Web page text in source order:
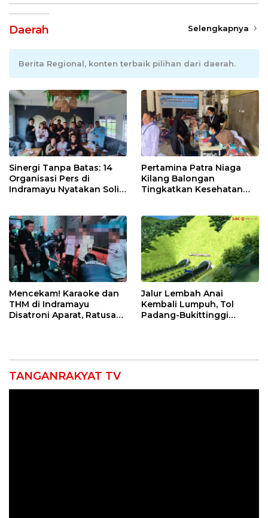
Daerah Selengkapnya
Berita Regional, konten terbaik pilihan dari daerah.
Sinergi Tanpa Batas: 14
Organisasi Pers di
Indramayu Nyatakan Solid
Pertamina Patra Niaga
Kilang Balongan
Tingkatkan Kesehatan
Rutin dan Edukasi
Perawatan Gigi
Mencekam! Karaoke dan
THM di Indramayu
Disatroni Aparat, Ratusan
Jalur Lembah Anai
Kembali Lumpuh, Tol
Padang-Bukittinggi
TANGANRAKYAT TV